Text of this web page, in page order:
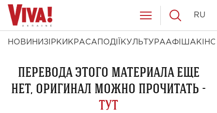
НОВИНИ ЗІРКИ КРАСА ПОДІЇ КУЛЬТУРААФІША КІНО
RU
ПЕРЕВОДА ЭТОГО МАТЕРИАЛА ЕЩЕ
НЕТ, ОРИГИНАЛ МОЖНО ПРОЧИТАТЬ -
ТУТ